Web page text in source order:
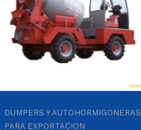
DUMPERS Y AUTOHORMIGONERAS
PARA EXPORTACION